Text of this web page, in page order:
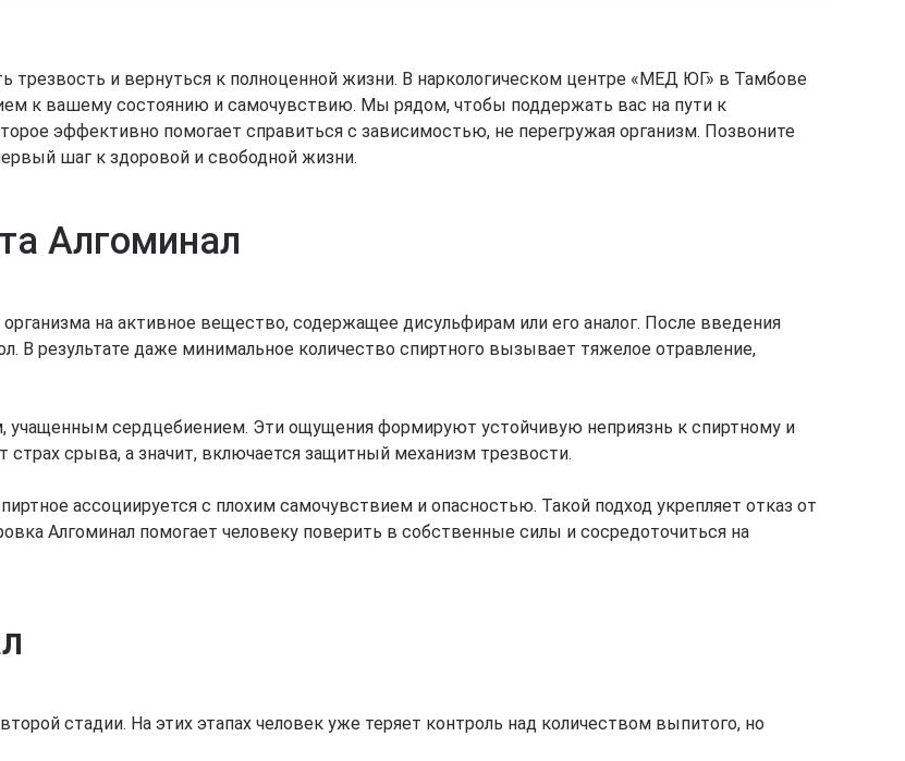
и вернуться к полноценной жизни. В наркологическом центре «МЕД ЮГ» в Тамбове
к вашему состоянию и самочувствию. Мы рядом, чтобы поддержать вас на пути к
эффективно помогает справиться с зависимостью, не перегружая организм. Позвоните
шаг к здоровой и свободной жизни.
Алгоминал
на активное вещество, содержащее дисульфирам или его аналог. После введения
В результате даже минимальное количество спиртного вызывает тяжелое отравление,
учащенным сердцебиением. Эти ощущения формируют устойчивую неприязнь к спиртному и
срыва, а значит, включается защитный механизм трезвости.
ассоциируется с плохим самочувствием и опасностью. Такой подход укрепляет отказ от
Алгоминал помогает человеку поверить в собственные силы и сосредоточиться на
стадии. На этих этапах человек уже теряет контроль над количеством выпитого, но